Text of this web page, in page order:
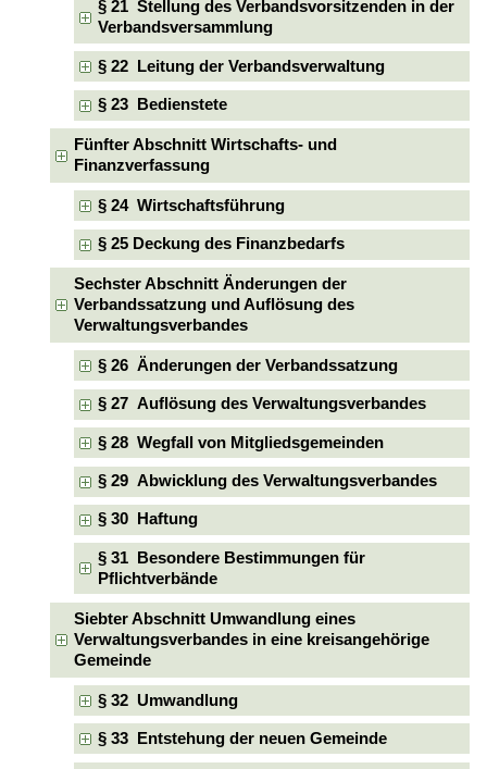
§ 21 Stellung des Verbandsvorsitzenden in der
Verbandsversammlung
§ 22 Leitung der Verbandsverwaltung
§ 23 Bedienstete
Fünfter Abschnitt Wirtschafts- und
Finanzverfassung
§ 24 Wirtschaftsführung
§ 25 Deckung des Finanzbedarfs
Sechster Abschnitt Änderungen der
Verbandssatzung und Auflösung des
Verwaltungsverbandes
§ 26 Änderungen der Verbandssatzung
§ 27 Auflösung des Verwaltungsverbandes
§ 28 Wegfall von Mitgliedsgemeinden
§ 29 Abwicklung des Verwaltungsverbandes
§ 30 Haftung
§ 31 Besondere Bestimmungen für
Pflichtverbände
Siebter Abschnitt Umwandlung eines
Verwaltungsverbandes in eine kreisangehörige
Gemeinde
§ 32 Umwandlung
§ 33 Entstehung der neuen Gemeinde